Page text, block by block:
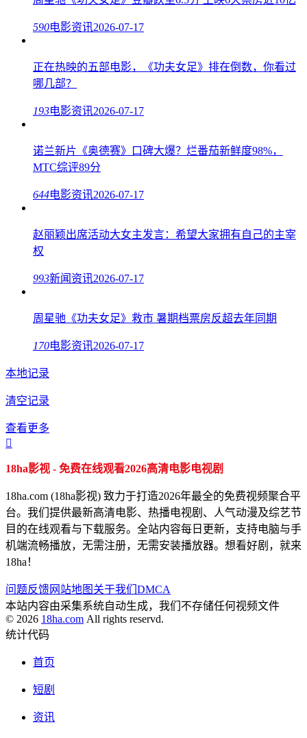
590电影资讯2026-07-17
正在热映的五部电影，《功夫女足》排在倒数，你看过
哪几部？
193电影资讯2026-07-17
诺兰新片《奥德赛》口碑大爆？烂番茄新鲜度98%，
MTC综评89分
644电影资讯2026-07-17
赵丽颖出席活动大女主发言：希望大家拥有自己的主宰
权
993新闻资讯2026-07-17
周星驰《功夫女足》救市 暑期档票房反超去年同期
170电影资讯2026-07-17
本地记录
清空记录
查看更多

18ha影视 - 免费在线观看2026高清电影电视剧
18ha.com (18ha影视) 致力于打造2026年最全的免费视频聚合平
台。我们提供最新高清电影、热播电视剧、人气动漫及综艺节
目的在线观看与下载服务。全站内容每日更新，支持电脑与手
机端流畅播放，无需注册，无需安装播放器。想看好剧，就来
18ha！
问题反馈网站地图 关于我们 DMCA
本站内容由采集系统自动生成，我们不存储任何视频文件
© 2026 18ha.com All rights reservd.
统计代码
首页
短剧
资讯